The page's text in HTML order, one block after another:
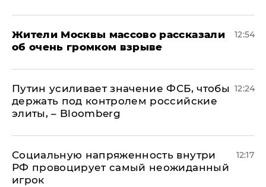
Жители Москвы массово рассказали
об очень громком взрыве
12:54
Путин усиливает значение ФСБ, чтобы
держать под контролем российские
элиты, – Bloomberg
12:24
Социальную напряженность внутри
РФ провоцирует самый неожиданный
игрок
12:17